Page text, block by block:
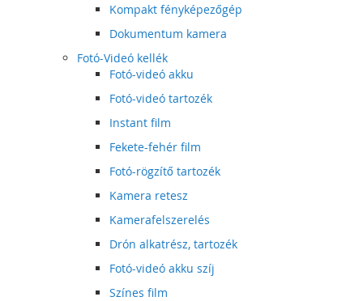
Kompakt fényképezőgép
Dokumentum kamera
Fotó-Videó kellék
Fotó-videó akku
Fotó-videó tartozék
Instant film
Fekete-fehér film
Fotó-rögzítő tartozék
Kamera retesz
Kamerafelszerelés
Drón alkatrész, tartozék
Fotó-videó akku szíj
Színes film